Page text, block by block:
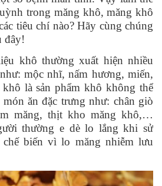
trong măng khô, măng khô
tiêu chí nào? Hãy cùng chúng
đây!
khô thường xuất hiện nhiều
mộc nhĩ, nấm hương, miến,
là sản phẩm khô không thể
ăn đặc trưng như: chân giò
măng, thịt kho măng khô,…
thường e dè lo lắng khi sử
biến vì lo măng nhiễm lưu